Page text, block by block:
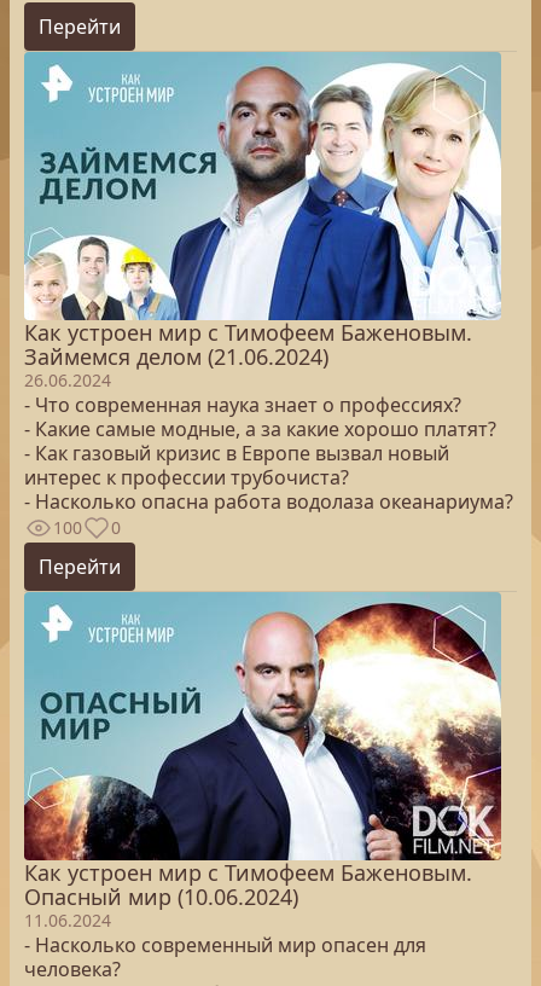
Перейти
Как устроен мир с Тимофеем Баженовым.
Займемся делом (21.06.2024)
26.06.2024
- Что современная наука знает о профессиях?
- Какие самые модные, а за какие хорошо платят?
- Как газовый кризис в Европе вызвал новый
интерес к профессии трубочиста?
- Насколько опасна работа водолаза океанариума?
100 0
Перейти
Как устроен мир с Тимофеем Баженовым.
Опасный мир (10.06.2024)
11.06.2024
- Насколько современный мир опасен для
человека?